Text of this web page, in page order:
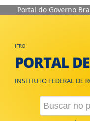
Portal do Governo
IFRO
PORTAL
INSTITUTO FEDERAL DE